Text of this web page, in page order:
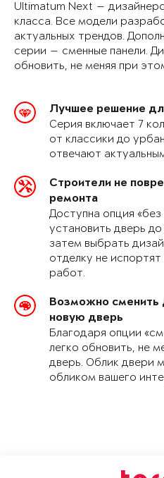
Ultimatum Next —
класса. Все модели
актуальных трендов.
серии — сменные панели.
обновить, не меняя при
Лучшее решение
Серия включает 7
от классики до
отвечают
Строители не
ремонта
Доступна опция
установить дверь
затем выбрать
отделку не
работ.
Возможно сменить
новую дверь
Благодаря опции
легко обновить, не
дверь. Облик двери
обликом вашего